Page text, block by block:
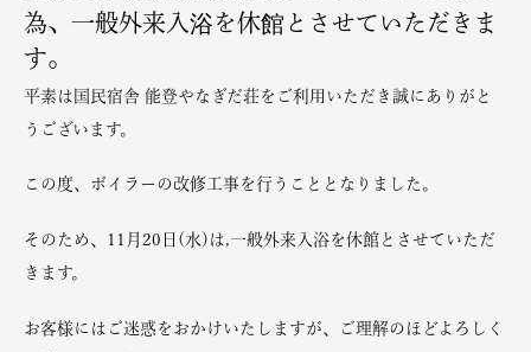
為、一般外来入浴を休館とさせていただきま
す。
平素は国民宿舎 能登やなぎだ荘をご利用いただき誠にありがと
うございます。
この度、ボイラーの改修工事を行うこととなりました。
そのため、11月20日(水)は,一般外来入浴を休館とさせていただ
きます。
お客様にはご迷惑をおかけいたしますが、ご理解のほどよろしく